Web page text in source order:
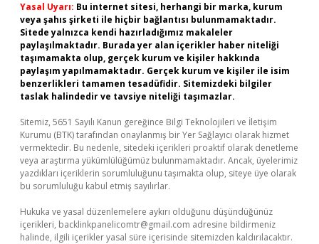
Yasal Uyarı: Bu internet sitesi, herhangi bir marka, kurum
veya şahıs şirketi ile hiçbir bağlantısı bulunmamaktadır.
Sitede yalnızca kendi hazırladığımız makaleler
paylaşılmaktadır. Burada yer alan içerikler haber niteliği
taşımamakta olup, gerçek kurum ve kişiler hakkında
paylaşım yapılmamaktadır. Gerçek kurum ve kişiler ile isim
benzerlikleri tamamen tesadüfidir. Sitemizdeki bilgiler
taslak halindedir ve tavsiye niteliği taşımazlar.
Sitemiz, 5651 Sayılı Kanun gereğince Bilgi Teknolojileri ve İletişim
Kurumu (BTK) tarafından onaylanmış bir Yer Sağlayıcı olarak hizmet
vermektedir. Bu nedenle, sitedeki içerikleri proaktif olarak denetleme
veya araştırma yükümlülüğümüz bulunmamaktadır. Ancak, üyelerimiz
yazdıkları içeriklerin sorumluluğunu taşımakta olup, siteye üye olarak
bu sorumluluğu kabul etmiş sayılırlar.
Hukuka ve yasal düzenlemelere aykırı olduğunu düşündüğünüz
içerikleri, backlinkpanelicomtr@gmail.com adresine bildirmeniz
halinde, ilgili içerikler yasal süre içerisinde sitemizden kaldırılacaktır.